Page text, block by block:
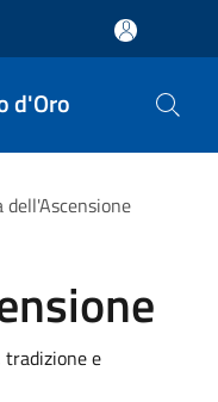
d'Oro
dell'Ascensione
e